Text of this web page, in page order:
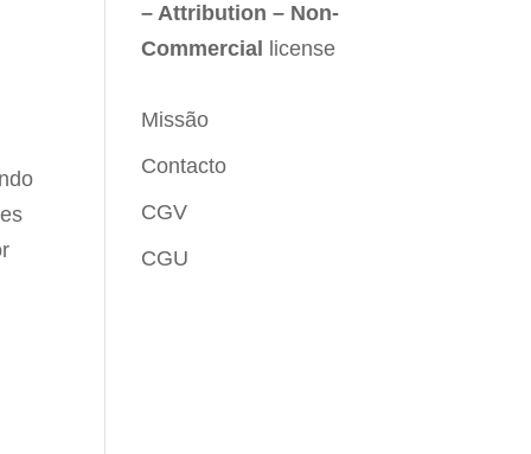
– Attribution – Non-
Commercial
license
Missão
Contacto
CGV
CGU